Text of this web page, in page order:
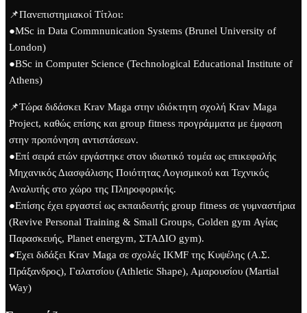
📌Πανεπιστημιακοί Τίτλοι:
●MSc in Data Commnunication Systems (Brunel University of
London)
●BSc in Computer Science (Technological Educational Institute of
Athens)
📌Τώρα διδάσκει Krav Maga στην ιδιόκτητη σχολή Krav Maga
Project, καθώς επίσης και group fitness προγράμματα με έμφαση
στην προπόνηση αντιστάσεων.
●Επί σειρά ετών εργάστηκε στον ιδιωτικό τομέα ως επικεφαλής
Μηχανικός Διασφάλισης Ποιότητας Λογισμικού και Τεχνικός
Αναλυτής στο χώρο της Πληροφορικής.
●Επίσης έχει εργαστεί ως εκπαιδευτής group fitness σε γυμναστήρια
(Revive Personal Training & Small Groups, Golden gym Αγίας
Παρασκευής, Planet energym, ΣΤΑΔΙΟ gym).
●Έχει διδάξει Krav Maga σε σχολές IKMF της Κυψέλης (Α.Σ.
Πράξανδρος), Γαλατσίου (Athletic Shape), Αμαρουσίου (Martial
Way)